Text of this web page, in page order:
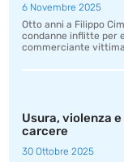
6 Novembre 2025
Otto anni a Filippo
condanne inflitte per
commerciante
Usura, violenza
carcere
30 Ottobre 2025